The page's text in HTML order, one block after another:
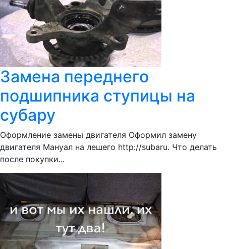
Замена переднего
подшипника ступицы на
субару
Оформление замены двигателя Оформил замену
двигателя Мануал на лешего http://subaru. Что делать
после покупки...